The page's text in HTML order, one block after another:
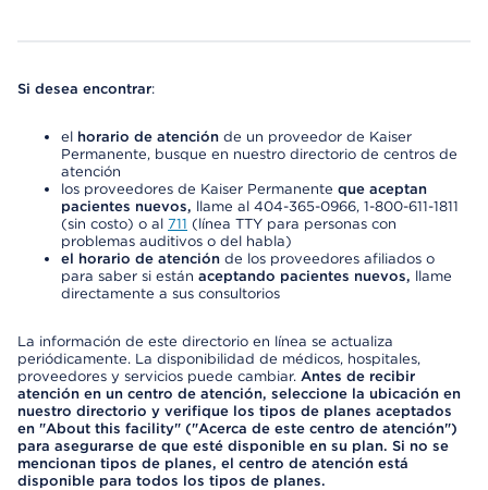
Si desea encontrar:
el horario de atención de un proveedor de Kaiser
Permanente, busque en nuestro directorio de centros de
atención
los proveedores de Kaiser Permanente que aceptan
pacientes nuevos, llame al 404-365-0966, 1-800-611-1811
(sin costo) o al 711 (línea TTY para personas con
problemas auditivos o del habla)
el horario de atención de los proveedores afiliados o
para saber si están aceptando pacientes nuevos, llame
directamente a sus consultorios
La información de este directorio en línea se actualiza
periódicamente. La disponibilidad de médicos, hospitales,
proveedores y servicios puede cambiar. Antes de recibir
atención en un centro de atención, seleccione la ubicación en
nuestro directorio y verifique los tipos de planes aceptados
en "About this facility" ("Acerca de este centro de atención")
para asegurarse de que esté disponible en su plan. Si no se
mencionan tipos de planes, el centro de atención está
disponible para todos los tipos de planes.